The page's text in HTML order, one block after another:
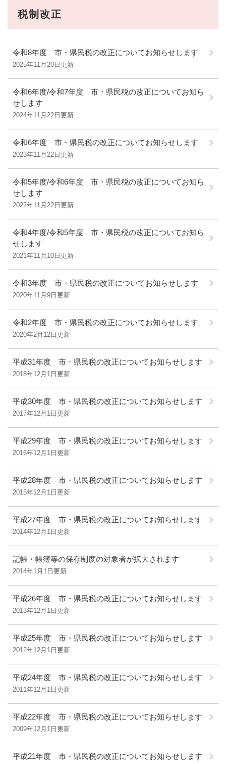
税制改正
令和8年度 市・県民税の改正についてお知らせします
2025年11月20日更新
令和6年度/令和7年度 市・県民税の改正についてお知ら
せします
2024年11月22日更新
令和6年度 市・県民税の改正についてお知らせします
2023年11月22日更新
令和5年度/令和6年度 市・県民税の改正についてお知ら
せします
2022年11月22日更新
令和4年度/令和5年度 市・県民税の改正についてお知ら
せします
2021年11月10日更新
令和3年度 市・県民税の改正についてお知らせします
2020年11月9日更新
令和2年度 市・県民税の改正についてお知らせします
2020年2月12日更新
平成31年度 市・県民税の改正についてお知らせします
2018年12月1日更新
平成30年度 市・県民税の改正についてお知らせします
2017年12月1日更新
平成29年度 市・県民税の改正についてお知らせします
2016年12月1日更新
平成28年度 市・県民税の改正についてお知らせします
2015年12月1日更新
平成27年度 市・県民税の改正についてお知らせします
2014年12月1日更新
記帳・帳簿等の保存制度の対象者が拡大されます
2014年1月1日更新
平成26年度 市・県民税の改正についてお知らせします
2013年12月1日更新
平成25年度 市・県民税の改正についてお知らせします
2012年12月1日更新
平成24年度 市・県民税の改正についてお知らせします
2011年12月1日更新
平成22年度 市・県民税の改正についてお知らせします
2009年12月1日更新
平成21年度 市・県民税の改正についてお知らせします